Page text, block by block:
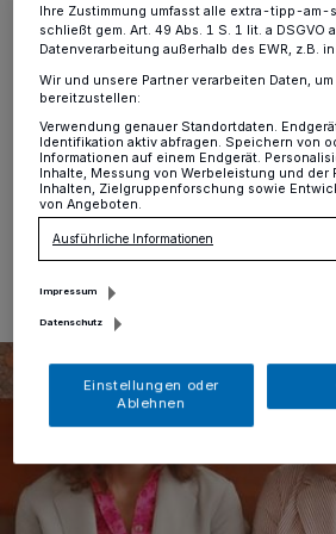
Rheinstraße in Lank zeigt am
Minuten).
06.07.2026 , 10:00 Uhr
Ihre Zustimmung umfasst alle extra-tipp-
schließt gem. Art. 49 Abs. 1 S. 1 lit. a DSGVO
Datenverarbeitung außerhalb des EWR, z.B.
Wir und unsere Partner verarbeiten Daten,
bereitzustellen:
Verwendung genauer Standortdaten.
Identifikation aktiv abfragen. Speichern von
Informationen auf einem Endgerät.
Inhalte, Messung von Werbeleistung und der
Inhalten, Zielgruppenforschung sowie
von Angeboten.
Ausführliche Informationen
Impressum
Datenschutz
Einstellungen oder
Ablehnen